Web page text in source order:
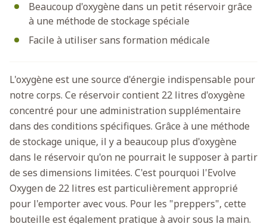
Beaucoup d'oxygène dans un petit réservoir grâce
à une méthode de stockage spéciale
Facile à utiliser sans formation médicale
L'oxygène est une source d'énergie indispensable pour
notre corps. Ce réservoir contient 22 litres d'oxygène
concentré pour une administration supplémentaire
dans des conditions spécifiques. Grâce à une méthode
de stockage unique, il y a beaucoup plus d'oxygène
dans le réservoir qu'on ne pourrait le supposer à partir
de ses dimensions limitées. C'est pourquoi l'Evolve
Oxygen de 22 litres est particulièrement approprié
pour l'emporter avec vous. Pour les "preppers", cette
bouteille est également pratique à avoir sous la main.